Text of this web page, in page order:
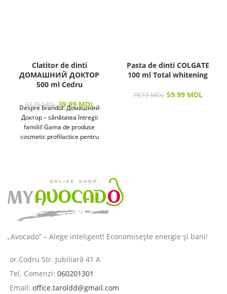
Clatitor de dinti
ДОМАШНИЙ ДОКТОР
500 ml Cedru
57.75MDL 39.99 MDL
Despre brandul: Домашний
Доктор – sănătatea întregii
familii! Gama de produse
cosmetic profilactice pentru
Pasta de dinti COLGATE
100 ml Total whitening
78.15MDL 59.99 MDL
„Avocado” – Alege inteligent! Economisește energie și bani!
or.Codru Str. Jubiliară 41 A
Tel. Comenzi: 060201301
Email: office.taroldd@gmail.com